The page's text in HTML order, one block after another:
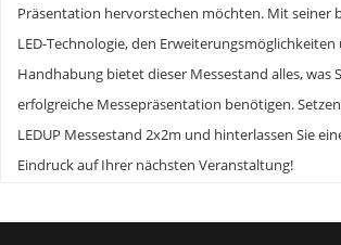
Präsentation hervorstechen möchten. Mit seiner
LED-Technologie, den
Handhabung bietet dieser Messestand alles, was
erfolgreiche Messepräsentation benötigen.
LEDUP Messestand 2x2m und hinterlassen Sie
Eindruck auf Ihrer nächsten Veranstaltung!